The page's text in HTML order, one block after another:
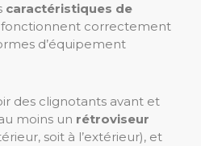
caractéristiques de
fonctionnent correctement
d’équipement
des clignotants avant et
moins un rétroviseur
soit à l’extérieur), et